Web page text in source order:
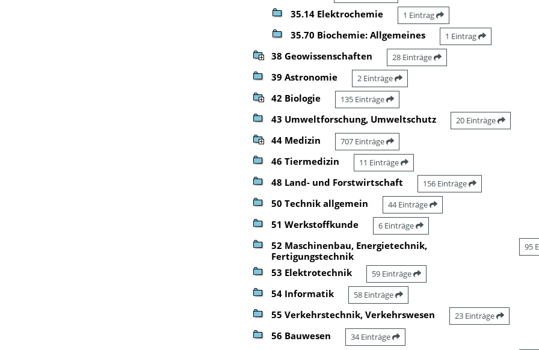
35.14 Elektrochemie 1 Eintrag
35.70 Biochemie: Allgemeines 1 Eintrag
38 Geowissenschaften 28 Einträge
39 Astronomie 2 Einträge
42 Biologie 135 Einträge
43 Umweltforschung, Umweltschutz 20 Einträge
44 Medizin 707 Einträge
46 Tiermedizin 11 Einträge
48 Land- und Forstwirtschaft 156 Einträge
50 Technik allgemein 44 Einträge
51 Werkstoffkunde 6 Einträge
52 Maschinenbau, Energietechnik,
Fertigungstechnik
95
53 Elektrotechnik 59 Einträge
54 Informatik 58 Einträge
55 Verkehrstechnik, Verkehrswesen 23 Einträge
56 Bauwesen 34 Einträge